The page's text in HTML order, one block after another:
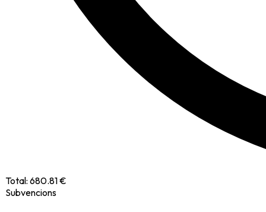
Total: 680.81 €
Subvencions